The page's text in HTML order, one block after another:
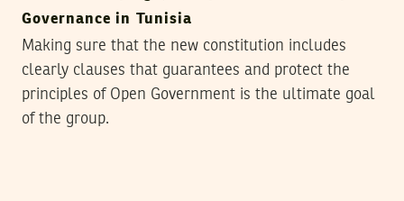
Governance in Tunisia
Making sure that the new constitution includes
clearly clauses that guarantees and protect the
principles of Open Government is the ultimate goal
of the group.